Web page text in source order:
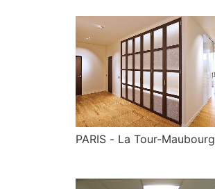
PARIS - La Tour-Maubourg